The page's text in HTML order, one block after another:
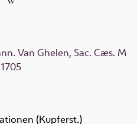
Van Ghelen, Sac. Cæs. M
1705
(Kupferst.)